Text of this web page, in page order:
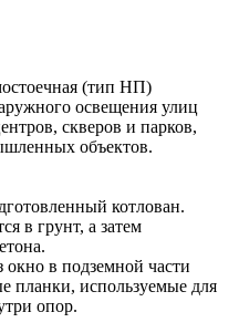
(тип НП)
освещения улиц
скверов и парков,
объектов.
котлован.
в грунт, а затем
в подземной части
планки, используемые для
опор.